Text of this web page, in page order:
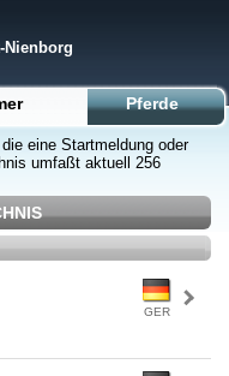
Nienborg
Pferde
eine Startmeldung oder
umfaßt aktuell 256
GER